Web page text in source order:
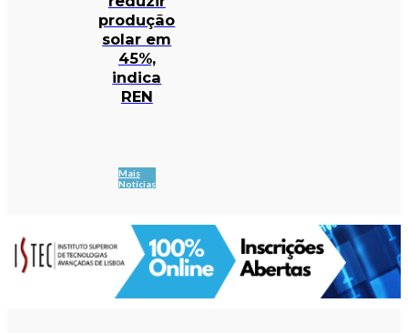
produção
solar em
45%,
indica
REN
Mais
Notícias